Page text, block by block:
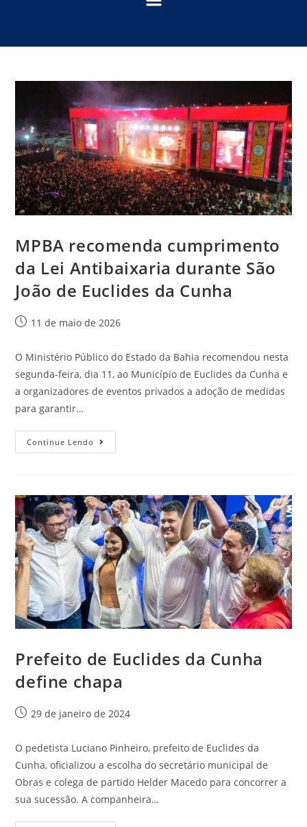
MPBA recomenda cumprimento
da Lei Antibaixaria durante São
João de Euclides da Cunha
11 de maio de 2026
O Ministério Público do Estado da Bahia recomendou nesta
segunda-feira, dia 11, ao Município de Euclides da Cunha e
a organizadores de eventos privados a adoção de medidas
para garantir…
Continue Lendo
Prefeito de Euclides da Cunha
define chapa
29 de janeiro de 2024
O pedetista Luciano Pinheiro, prefeito de Euclides da
Cunha, oficializou a escolha do secretário municipal de
Obras e colega de partido Helder Macedo para concorrer a
sua sucessão. A companheira…